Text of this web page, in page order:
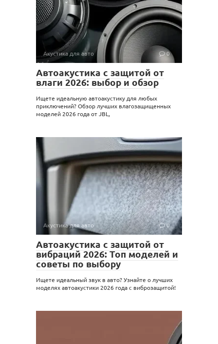
Акустика для авто 0
Автоакустика с защитой от
влаги 2026: выбор и обзор
Ищете идеальную автоакустику для любых
приключений? Обзор лучших влагозащищенных
моделей 2026 года от JBL,
Акустика для авто 0
Автоакустика с защитой от
вибраций 2026: Топ моделей и
советы по выбору
Ищете идеальный звук в авто? Узнайте о лучших
моделях автоакустики 2026 года с виброзащитой!